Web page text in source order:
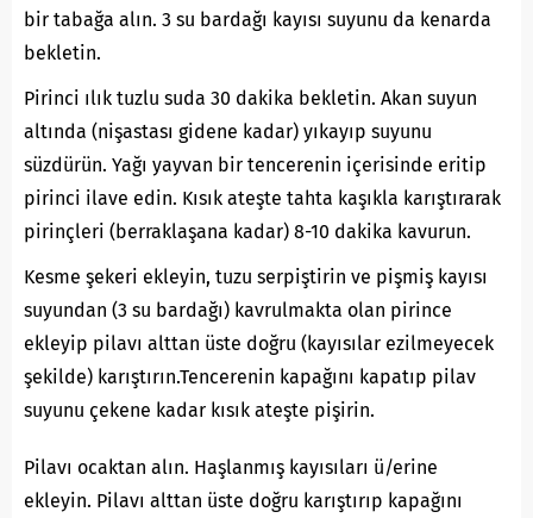
bir tabağa alın. 3 su bardağı kayısı suyunu da kenarda
bekletin.
Pirinci ılık tuzlu suda 30 dakika bekletin. Akan suyun
altında (nişastası gidene kadar) yıkayıp suyunu
süzdürün. Yağı yayvan bir tencerenin içerisinde eritip
pirinci ilave edin. Kısık ateşte tahta kaşıkla karıştırarak
pirinçleri (berraklaşana kadar) 8-10 dakika kavurun.
Kesme şekeri ekleyin, tuzu serpiştirin ve pişmiş kayısı
suyundan (3 su bardağı) kavrulmakta olan pirince
ekleyip pilavı alttan üste doğru (kayısılar ezilmeyecek
şekilde) karıştırın.Tencerenin kapağını kapatıp pilav
suyunu çekene kadar kısık ateşte pişirin.
Pilavı ocaktan alın. Haşlanmış kayısıları ü/erine
ekleyin. Pilavı alttan üste doğru karıştırıp kapağını